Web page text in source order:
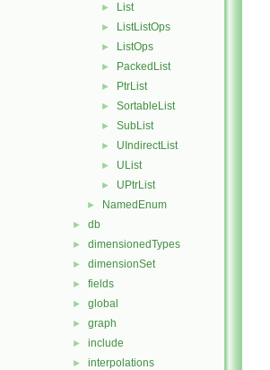
► List
► ListListOps
► ListOps
► PackedList
► PtrList
► SortableList
► SubList
► UIndirectList
► UList
► UPtrList
► NamedEnum
► db
► dimensionedTypes
► dimensionSet
► fields
► global
► graph
► include
► interpolations